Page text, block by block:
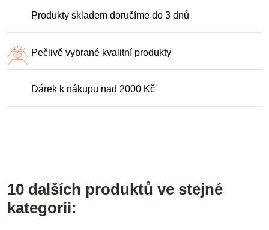
Produkty skladem doručíme do 3 dnů
Pečlivě vybrané kvalitní produkty
Dárek k nákupu nad 2000 Kč
10 dalších produktů ve stejné
kategorii: